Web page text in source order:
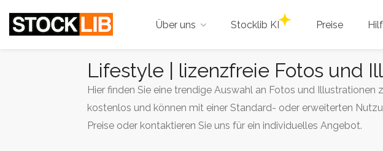
Über uns Stocklib KI Preise
Lifestyle | lizenzfreie Fotos und
Hier finden Sie eine trendige Auswahl an Fotos und
kostenlos und können mit einer Standard- oder erweiterten
Preise oder kontaktieren Sie uns für ein individuelles Angebot.